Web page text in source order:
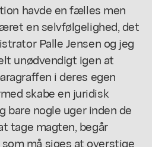
havde en fælles men
en selvfølgelighed, det
Palle Jensen og jeg
unødvendigt igen at
i deres egen
skabe en juridisk
bare nogle uger inden de
tage magten, begår
må siges at overstige